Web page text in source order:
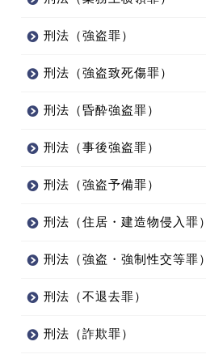
刑法（強盗罪）
刑法（強盗致死傷罪）
刑法（昏酔強盗罪）
刑法（事後強盗罪）
刑法（強盗予備罪）
刑法（住居・建造物侵入罪）
刑法（強盗・強制性交等罪）
刑法（不退去罪）
刑法（詐欺罪）